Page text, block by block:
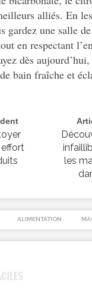
alliés. En
gardez une salle
en respectant
dès
bain fraîche et
les
ALIMENTATION